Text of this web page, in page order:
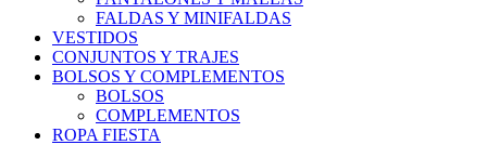
FALDAS Y MINIFALDAS
VESTIDOS
CONJUNTOS Y TRAJES
BOLSOS Y COMPLEMENTOS
BOLSOS
COMPLEMENTOS
ROPA FIESTA